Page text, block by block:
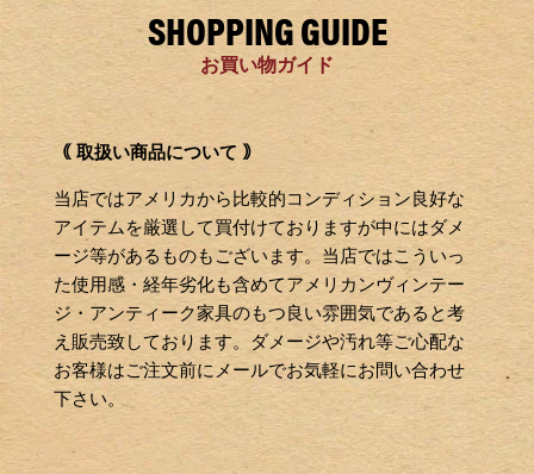
SHOPPING GUIDE
お買い物ガイド
｟ 取扱い商品について ｠
当店ではアメリカから比較的コンディション良好な
アイテムを厳選して買付けておりますが中にはダメ
ージ等があるものもございます。当店ではこういっ
た使用感・経年劣化も含めてアメリカンヴィンテー
ジ・アンティーク家具のもつ良い雰囲気であると考
え販売致しております。ダメージや汚れ等ご心配な
お客様はご注文前にメールでお気軽にお問い合わせ
下さい。